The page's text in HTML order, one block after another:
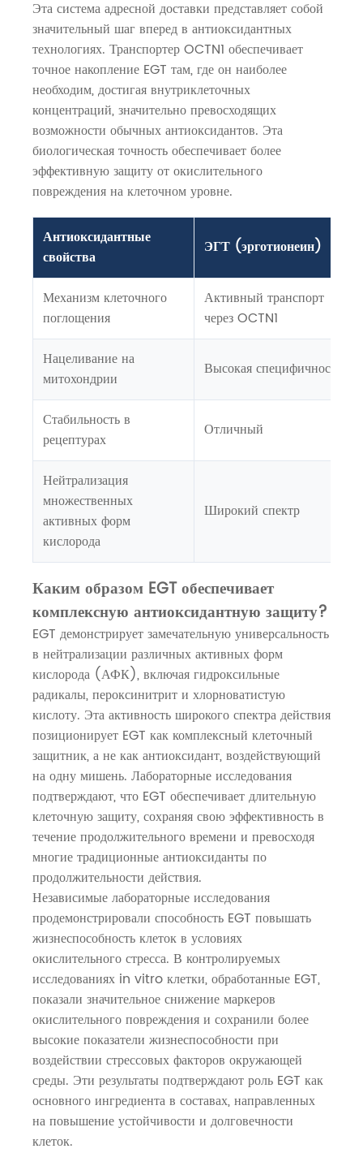
Эта система адресной доставки представляет собой
значительный шаг вперед в антиоксидантных
технологиях. Транспортер OCTN1 обеспечивает
точное накопление EGT там, где он наиболее
необходим, достигая внутриклеточных
концентраций, значительно превосходящих
возможности обычных антиоксидантов. Эта
биологическая точность обеспечивает более
эффективную защиту от окислительного
повреждения на клеточном уровне.
Антиоксидантные
свойства
ЭГТ (эрготионеин)
Механизм клеточного
поглощения
Активный транспорт
через OCTN1
Нацеливание на
митохондрии
Высокая специфичность
Стабильность в
рецептурах
Отличный
Нейтрализация
множественных
активных форм
кислорода
Широкий спектр
Каким образом EGT обеспечивает
комплексную антиоксидантную защиту?
EGT демонстрирует замечательную универсальность
в нейтрализации различных активных форм
кислорода (АФК), включая гидроксильные
радикалы, пероксинитрит и хлорноватистую
кислоту. Эта активность широкого спектра действия
позиционирует EGT как комплексный клеточный
защитник, а не как антиоксидант, воздействующий
на одну мишень. Лабораторные исследования
подтверждают, что EGT обеспечивает длительную
клеточную защиту, сохраняя свою эффективность в
течение продолжительного времени и превосходя
многие традиционные антиоксиданты по
продолжительности действия.
Независимые лабораторные исследования
продемонстрировали способность EGT повышать
жизнеспособность клеток в условиях
окислительного стресса. В контролируемых
исследованиях in vitro клетки, обработанные EGT,
показали значительное снижение маркеров
окислительного повреждения и сохранили более
высокие показатели жизнеспособности при
воздействии стрессовых факторов окружающей
среды. Эти результаты подтверждают роль EGT как
основного ингредиента в составах, направленных
на повышение устойчивости и долговечности
клеток.